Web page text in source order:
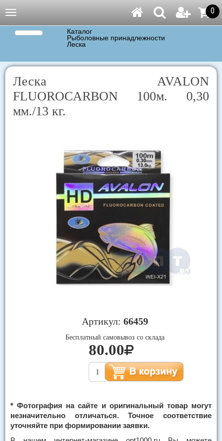
Навигация 0
Каталог
Рыболовные принадлежности
Леска
Леска AVALON
FLUOROCARBON 100м. 0,30
мм./13 кг.
Артикул: 66459
Бесплатный самовывоз со склада
80.00
* Фотография на сайте и оригинальный товар могут
незначительно отличаться. Точное соответствие
уточняйте при формировании заявки.